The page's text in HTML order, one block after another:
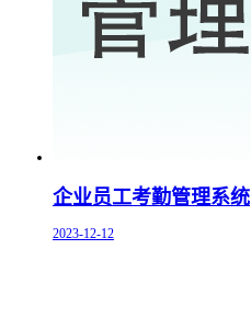
企业员工考勤管理系统
2023-12-12